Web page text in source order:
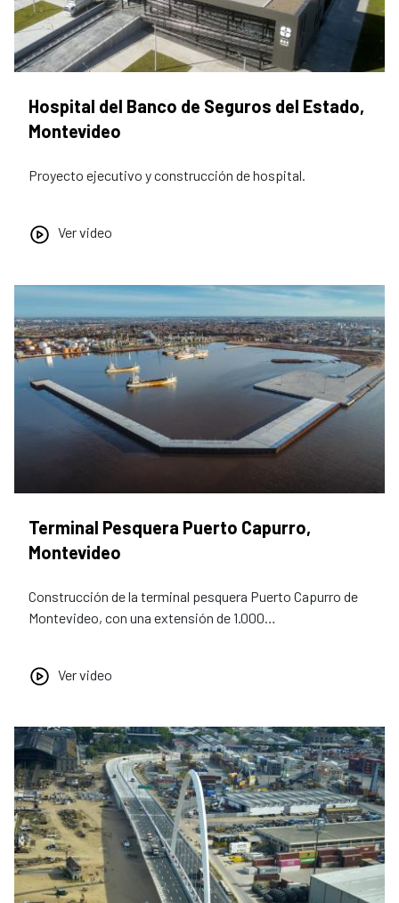
Hospital del Banco de Seguros del Estado,
Montevideo
Proyecto ejecutivo y construcción de hospital.
Ver video
Terminal Pesquera Puerto Capurro,
Montevideo
Construcción de la terminal pesquera Puerto Capurro de
Montevideo, con una extensión de 1.000…
Ver video